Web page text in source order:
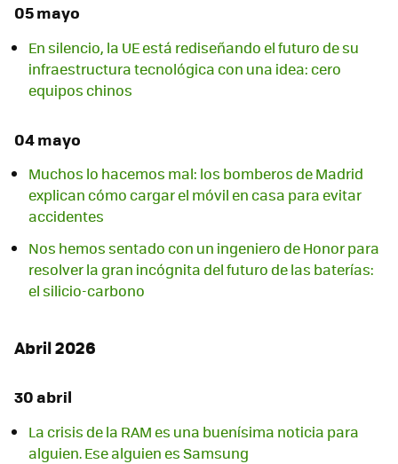
05 mayo
En silencio, la UE está rediseñando el futuro de su
infraestructura tecnológica con una idea: cero
equipos chinos
04 mayo
Muchos lo hacemos mal: los bomberos de Madrid
explican cómo cargar el móvil en casa para evitar
accidentes
Nos hemos sentado con un ingeniero de Honor para
resolver la gran incógnita del futuro de las baterías:
el silicio-carbono
Abril 2026
30 abril
La crisis de la RAM es una buenísima noticia para
alguien. Ese alguien es Samsung